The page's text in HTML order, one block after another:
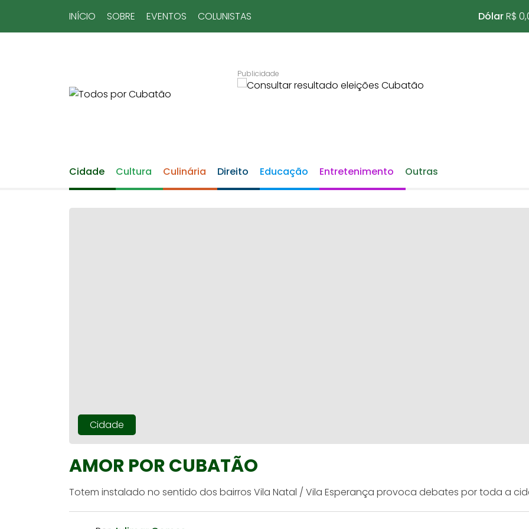
INÍCIO SOBRE EVENTOS COLUNISTAS DólarR$
Cidade Cultura Culinária Direito Educação Entretenimento Outras
Cidade
AMOR POR CUBATÃO
Totem instalado no sentido dos bairros Vila Natal / Vila Esperança provoca debates por toda a